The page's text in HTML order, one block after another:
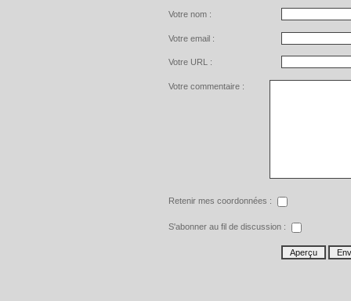
Votre nom :
Votre email :
Votre URL :
Votre commentaire :
Retenir mes coordonnées :
S'abonner au fil de discussion :